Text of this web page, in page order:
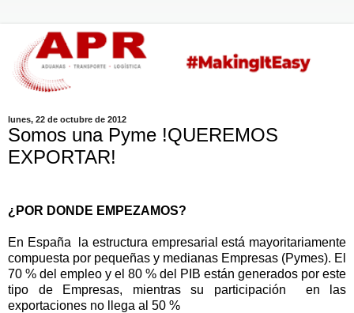
lunes, 22 de octubre de 2012
Somos una Pyme !QUEREMOS
EXPORTAR!
¿POR DONDE EMPEZAMOS?
En España la estructura empresarial está mayoritariamente
compuesta por pequeñas y medianas Empresas (Pymes). El
70 % del empleo y el 80 % del PIB están generados por este
tipo de Empresas, mientras su participación en las
exportaciones no llega al 50 %